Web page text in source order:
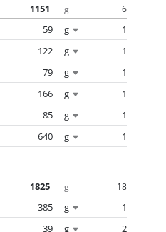
1151 g 6
59 g
1
122 g
1
79 g
1
166 g
1
85 g
1
640 g 1
1825 g 18
385 g
1
39 g
2